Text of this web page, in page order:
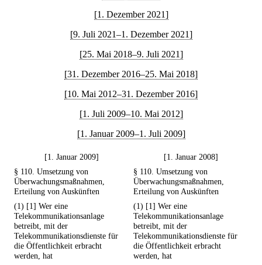
[1. Dezember 2021]
[9. Juli 2021–1. Dezember 2021]
[25. Mai 2018–9. Juli 2021]
[31. Dezember 2016–25. Mai 2018]
[10. Mai 2012–31. Dezember 2016]
[1. Juli 2009–10. Mai 2012]
[1. Januar 2009–1. Juli 2009]
[1. Januar 2009]
[1. Januar 2008]
§ 110. Umsetzung von
Überwachungsmaßnahmen,
Erteilung von Auskünften
§ 110. Umsetzung von
Überwachungsmaßnahmen,
Erteilung von Auskünften
(1) [1] Wer eine
Telekommunikationsanlage
betreibt, mit der
Telekommunikationsdienste für
die Öffentlichkeit erbracht
werden, hat
(1) [1] Wer eine
Telekommunikationsanlage
betreibt, mit der
Telekommunikationsdienste für
die Öffentlichkeit erbracht
werden, hat